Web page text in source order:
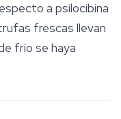
a psilocibina
frescas llevan
frío se haya